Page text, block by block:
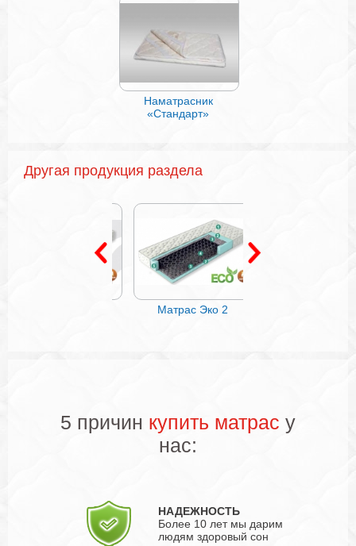
Наматрасник
«Стандарт»
Другая продукция раздела
Матрас Эко 2
5 причин купить матрас у
нас:
НАДЕЖНОСТЬ
Более 10 лет мы дарим
людям здоровый сон